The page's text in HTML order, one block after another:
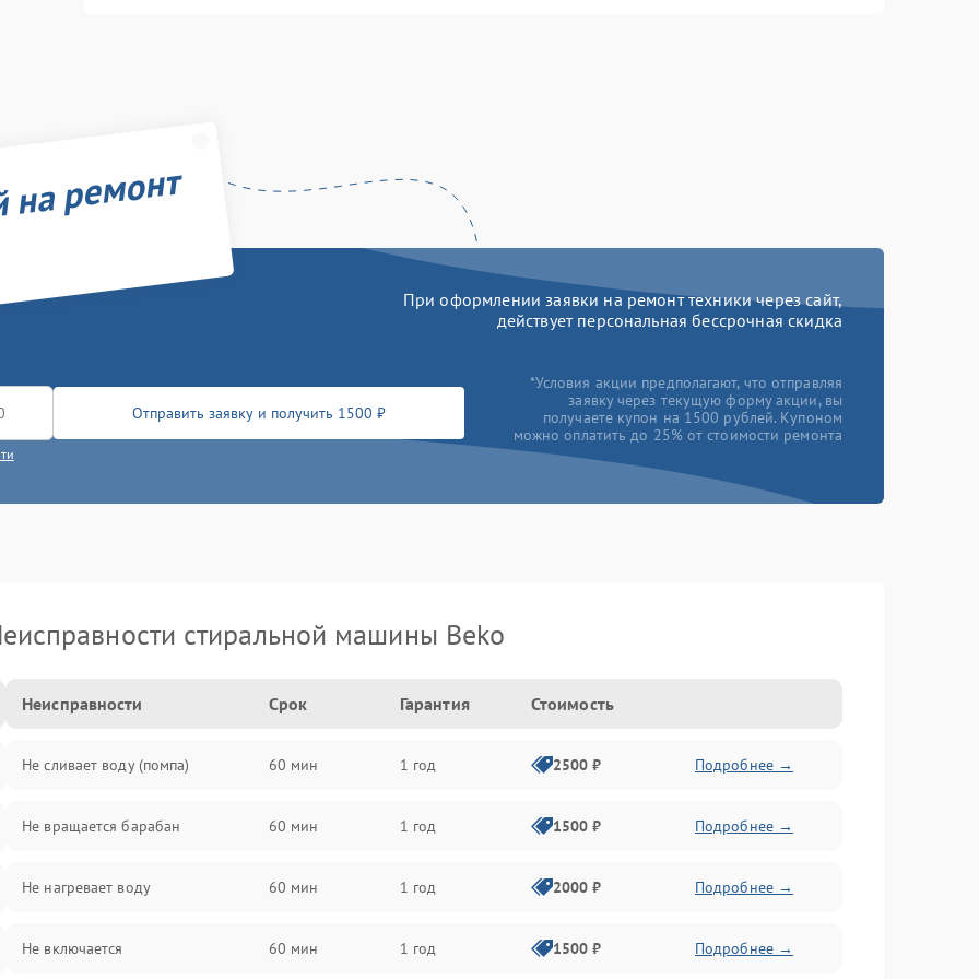
ремонт
При оформлении заявки на ремонт техники через сайт,
действует персональная бессрочная скидка
Отправить заявку и получить 1500 ₽
*Условия акции предполагают, что отправляя
заявку через текущую форму акции, вы
получаете купон на 1500 рублей. Купоном
можно оплатить до 25% от стоимости ремонта
стиральной машины Beko
Неисправности Срок Гарантия Стоимость
Не сливает воду (помпа) 60 мин 1 год 2500 ₽ Подробнее →
Не вращается барабан 60 мин 1 год 1500 ₽ Подробнее →
Не нагревает воду 60 мин 1 год 2000 ₽ Подробнее →
Не включается 60 мин 1 год 1500 ₽ Подробнее →